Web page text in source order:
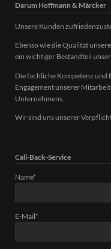
Darum Hoffmann & Märcker
Unsere Kunden
Ebenso wie die Qualität
ein wichtiger Bestandteil
Die fachliche Kompetenz
Engagement unserer
Unternehmens.
Wir sind uns unserer
Call-Back-Service
Pflichtfeld
Name*
Pflichtfeld
E-Mail*